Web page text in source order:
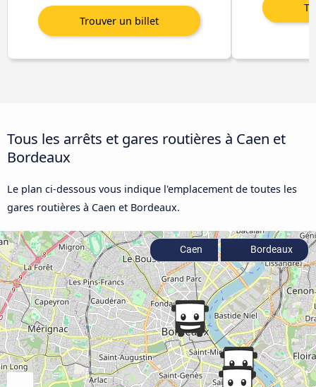
Tous les arrêts et gares routières à Caen et
Bordeaux
Le plan ci-dessous vous indique l'emplacement de toutes les
gares routières à Caen et Bordeaux.
Caen Bordeaux